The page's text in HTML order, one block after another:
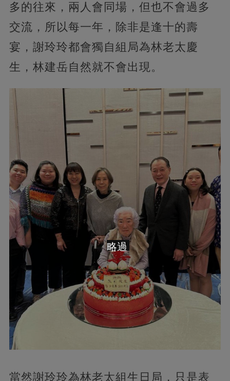
多的往來，兩人會同場，但也不會過多
交流，所以每一年，除非是逢十的壽
宴，謝玲玲都會獨自組局為林老太慶
生，林建岳自然就不會出現。
當然謝玲玲為林老太組生日局，只是表
略過